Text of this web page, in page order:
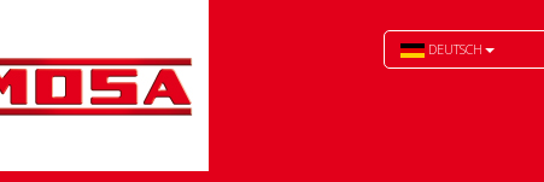
DEUTSCH